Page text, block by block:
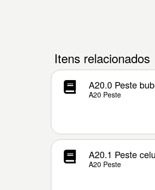
Itens relacionados
A20.0 Peste
A20 Peste
A20.1 Peste
A20 Peste